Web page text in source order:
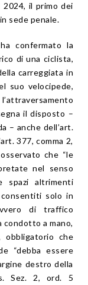
il primo dei
sede penale.
confermato la
di una ciclista,
carreggiata in
suo velocipede,
il disposto –
– anche dell’art.
377, comma 2,
che “le
nel senso
spazi altrimenti
solo in
di traffico
condotto a mano,
obbligatorio che
“debba essere
destro della
Sez. 2, ord. 5